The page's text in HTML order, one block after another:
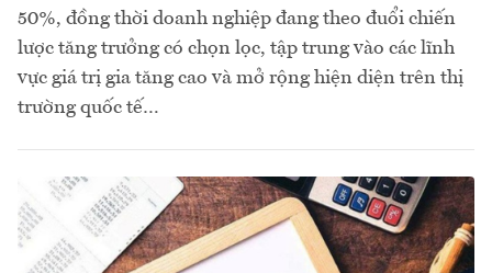
50%, đồng thời doanh nghiệp đang theo đuổi chiến
lược tăng trưởng có chọn lọc, tập trung vào các lĩnh
vực giá trị gia tăng cao và mở rộng hiện diện trên thị
trường quốc tế…